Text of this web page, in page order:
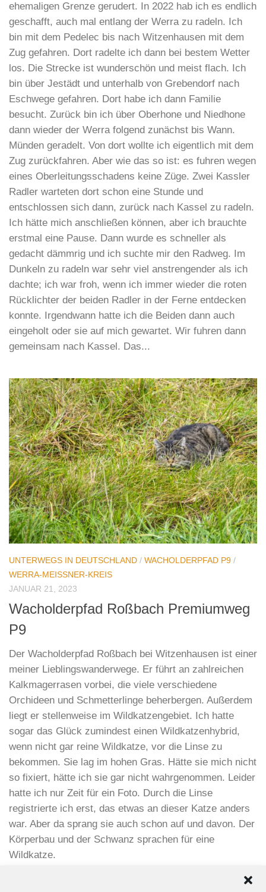
ehemaligen Grenze gerudert. In 2022 hab ich es endlich
geschafft, auch mal entlang der Werra zu radeln. Ich
bin mit dem Pedelec bis nach Witzenhausen mit dem
Zug gefahren. Dort radelte ich dann bei bestem Wetter
los. Die Strecke ist wunderschön und meist flach. Ich
bin über Jestädt und unterhalb von Grebendorf nach
Eschwege gefahren. Dort habe ich dann Familie
besucht. Zurück bin ich über Oberhone und Niedhone
dann wieder der Werra folgend zunächst bis Wann.
Münden geradelt. Von dort wollte ich eigentlich mit dem
Zug zurückfahren. Aber wie das so ist: es fuhren wegen
eines Oberleitungsschadens keine Züge. Zwei Kassler
Radler warteten dort schon eine Stunde und
entschlossen sich dann, zurück nach Kassel zu radeln.
Ich hätte mich anschließen können, aber ich brauchte
erstmal eine Pause. Dann wurde es schneller als
gedacht dämmrig und ich suchte mir den Radweg. Im
Dunkeln zu radeln war sehr viel anstrengender als ich
dachte; ich war froh, wenn ich immer wieder die roten
Rücklichter der beiden Radler in der Ferne entdecken
konnte. Irgendwann hatte ich die Beiden dann auch
eingeholt oder sie auf mich gewartet. Wir fuhren dann
gemeinsam nach Kassel. Das...
UNTERWEGS IN DEUTSCHLAND / WACHOLDERPFAD P9 /
WERRA-MEISSNER-KREIS
JANUAR 21, 2023
Wacholderpfad Roßbach Premiumweg
P9
Der Wacholderpfad Roßbach bei Witzenhausen ist einer
meiner Lieblingswanderwege. Er führt an zahlreichen
Kalkmagerrasen vorbei, die viele verschiedene
Orchideen und Schmetterlinge beherbergen. Außerdem
liegt er stellenweise im Wildkatzengebiet. Ich hatte
sogar das Glück zumindest einen Wildkatzenhybrid,
wenn nicht gar reine Wildkatze, vor die Linse zu
bekommen. Sie lag im hohen Gras. Hätte sie mich nicht
so fixiert, hätte ich sie gar nicht wahrgenommen. Leider
hatte ich nur Zeit für ein Foto. Durch die Linse
registrierte ich erst, das etwas an dieser Katze anders
war. Aber da sprang sie auch schon auf und davon. Der
Körperbau und der Schwanz sprachen für eine
Wildkatze.